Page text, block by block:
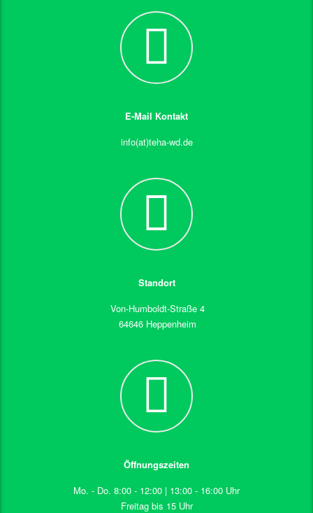
E-Mail Kontakt
info(at)teha-wd.de
Standort
Von-Humboldt-Straße 4
64646 Heppenheim
Öffnungszeiten
Mo. - Do. 8:00 - 12:00 | 13:00 - 16:00 Uhr
Freitag bis 15 Uhr